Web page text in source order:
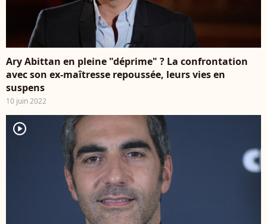
Ary Abittan en pleine "déprime" ? La confrontation
avec son ex-maîtresse repoussée, leurs vies en
suspens
10 juin 2022
player2